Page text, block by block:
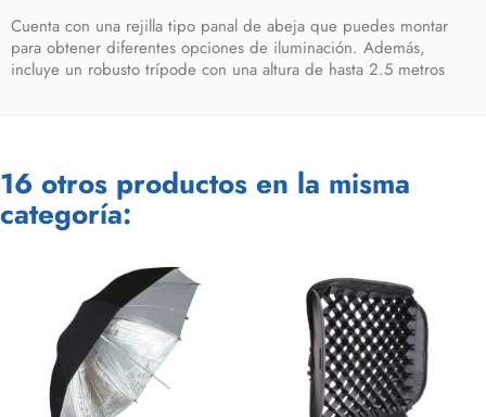
Cuenta con una rejilla tipo panal de abeja que puedes montar
para obtener diferentes opciones de iluminación. Además,
incluye un robusto trípode con una altura de hasta 2.5 metros
16 otros productos en la misma
categoría: